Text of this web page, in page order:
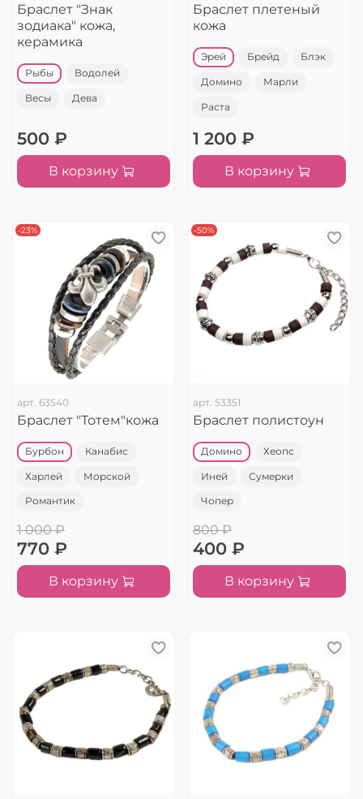
Браслет "Знак
зодиака" кожа,
керамика
Рыбы Водолей
Весы Дева
500 ₽
В корзину
Браслет плетеный
кожа
Эрей Брейд Блэк
Домино Марли
Раста
1 200 ₽
В корзину
-23%
арт. 63540
Браслет "Тотем"кожа
Бурбон Канабис
Харлей Морской
Романтик
1 000 ₽
770 ₽
В корзину
-50%
арт. 53351
Браслет полистоун
Домино Хеопс
Иней Сумерки
Чопер
800 ₽
400 ₽
В корзину